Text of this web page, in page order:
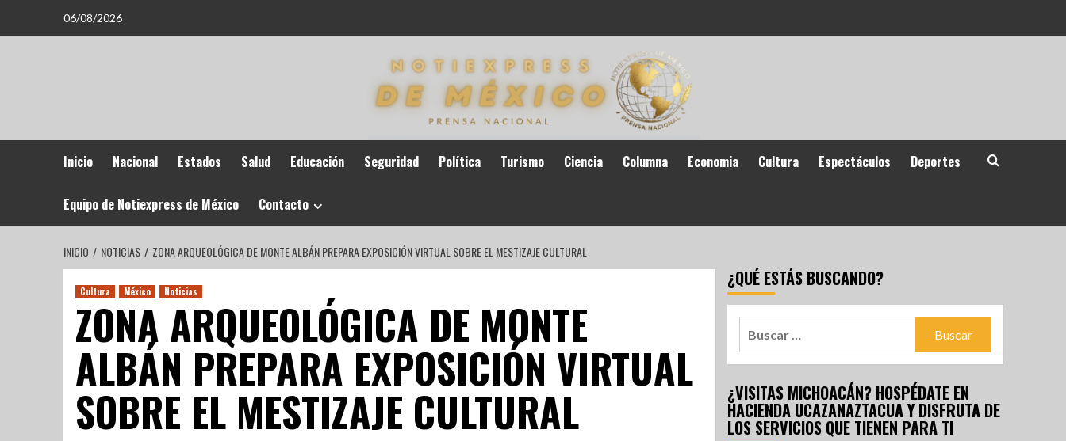
06/08/2026
Inicio Nacional Estados Salud Educación Seguridad Política Turismo Ciencia Columna Economia Cultura Espectáculos Deportes
Equipo de Notiexpress de México Contacto
INICIO NOTICIAS ZONA ARQUEOLÓGICA DE MONTE ALBÁN PREPARA EXPOSICIÓN VIRTUAL SOBRE EL MESTIZAJE CULTURAL
Cultura México Noticias
ZONA ARQUEOLÓGICA DE MONTE
ALBÁN PREPARA EXPOSICIÓN VIRTUAL
SOBRE EL MESTIZAJE CULTURAL
¿QUÉ ESTÁS BUSCANDO?
¿VISITAS MICHOACÁN? HOSPÉDATE EN
HACIENDA UCAZANAZTACUA Y DISFRUTA DE
LOS SERVICIOS QUE TIENEN PARA TI